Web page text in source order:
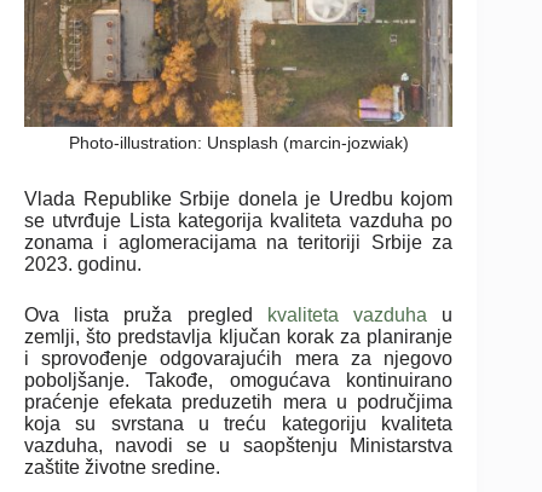
Photo-illustration: Unsplash (marcin-jozwiak)
Vlada Republike Srbije donela je Uredbu kojom
se utvrđuje Lista kategorija kvaliteta vazduha po
zonama i aglomeracijama na teritoriji Srbije za
2023. godinu.
Ova lista pruža pregled kvaliteta vazduha u
zemlji, što predstavlja ključan korak za planiranje
i sprovođenje odgovarajućih mera za njegovo
poboljšanje. Takođe, omogućava kontinuirano
praćenje efekata preduzetih mera u područjima
koja su svrstana u treću kategoriju kvaliteta
vazduha, navodi se u saopštenju Ministarstva
zaštite životne sredine.